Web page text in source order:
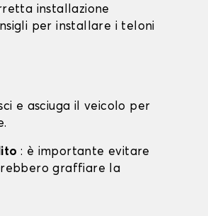
installazione
per installare i teloni
e asciuga il veicolo per
: è importante evitare
graffiare la